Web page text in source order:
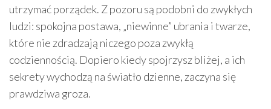
utrzymać porządek. Z pozoru są podobni do zwykłych
ludzi: spokojna postawa, „niewinne” ubrania i twarze,
które nie zdradzają niczego poza zwykłą
codziennością. Dopiero kiedy spojrzysz bliżej, a ich
sekrety wychodzą na światło dzienne, zaczyna się
prawdziwa groza.